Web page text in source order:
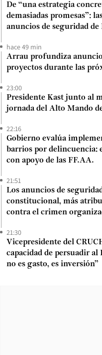
De “una estrategia
demasiadas promesas”:
anuncios de seguridad de
hace 49 min
Arrau profundiza
proyectos durante las
23:00
Presidente Kast junto al
jornada del Alto Mando
22:16
Gobierno evalúa
barrios por delincuencia:
con apoyo de las FF.AA.
21:51
Los anuncios de
constitucional, más
contra el crimen
21:30
Vicepresidente del
capacidad de persuadir
no es gasto, es inversión”